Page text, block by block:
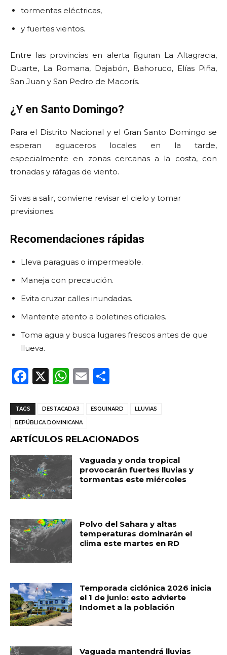
tormentas eléctricas,
y fuertes vientos.
Entre las provincias en alerta figuran La Altagracia,
Duarte, La Romana, Dajabón, Bahoruco, Elías Piña,
San Juan y San Pedro de Macorís.
¿Y en Santo Domingo?
Para el Distrito Nacional y el Gran Santo Domingo se
esperan aguaceros locales en la tarde,
especialmente en zonas cercanas a la costa, con
tronadas y ráfagas de viento.
Si vas a salir, conviene revisar el cielo y tomar
previsiones.
Recomendaciones rápidas
Lleva paraguas o impermeable.
Maneja con precaución.
Evita cruzar calles inundadas.
Mantente atento a boletines oficiales.
Toma agua y busca lugares frescos antes de que
llueva.
F
c
e
b
o
o
k
X
W
a
ts
A
p
p
E
ai m
ar
ti
r
TAGS DESTACADA3 ESQUINARD LLUVIAS
REPÚBLICA DOMINICANA
ARTÍCULOS RELACIONADOS
Vaguada y onda tropical
provocarán fuertes lluvias y
tormentas este miércoles
Polvo del Sahara y altas
temperaturas dominarán el
clima este martes en RD
Temporada ciclónica 2026 inicia
el 1 de junio: esto advierte
Indomet a la población
Vaguada mantendrá lluvias